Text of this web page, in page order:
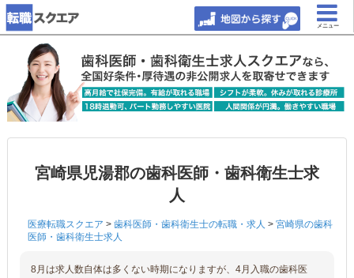
メニュー
宮崎県児湯郡の歯科医師・歯科衛生士求
人
医療転職スクエア > 歯科医師・歯科衛生士の転職・求人 > 宮崎県の歯科
医師・歯科衛生士求人
8月は求人数自体は多くない時期になりますが、4月入職の歯科医